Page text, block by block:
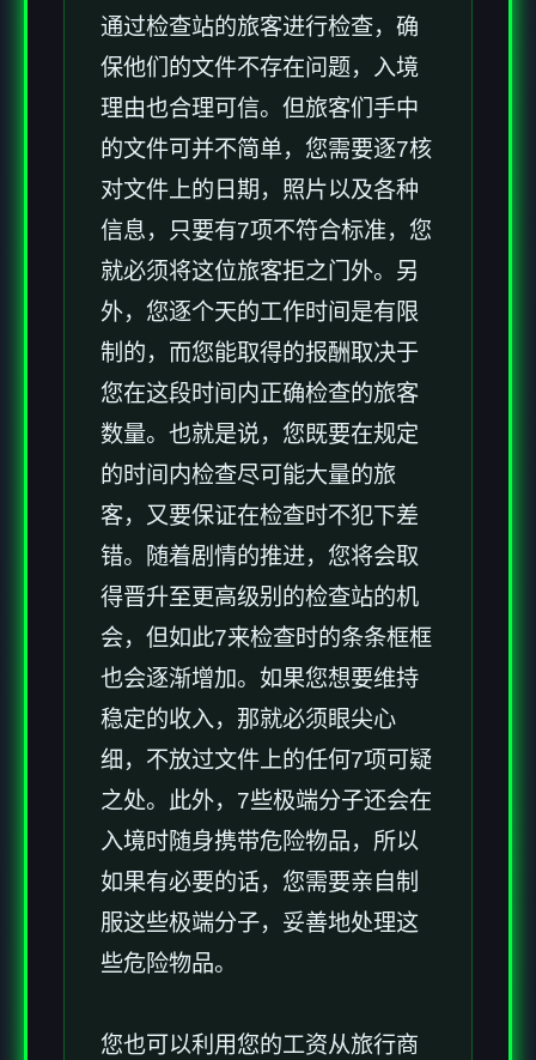
通过检查站的旅客进行检查，确
保他们的文件不存在问题，入境
理由也合理可信。但旅客们手中
的文件可并不简单，您需要逐7核
对文件上的日期，照片以及各种
信息，只要有7项不符合标准，您
就必须将这位旅客拒之门外。另
外，您逐个天的工作时间是有限
制的，而您能取得的报酬取决于
您在这段时间内正确检查的旅客
数量。也就是说，您既要在规定
的时间内检查尽可能大量的旅
客，又要保证在检查时不犯下差
错。随着剧情的推进，您将会取
得晋升至更高级别的检查站的机
会，但如此7来检查时的条条框框
也会逐渐增加。如果您想要维持
稳定的收入，那就必须眼尖心
细，不放过文件上的任何7项可疑
之处。此外，7些极端分子还会在
入境时随身携带危险物品，所以
如果有必要的话，您需要亲自制
服这些极端分子，妥善地处理这
些危险物品。
您也可以利用您的工资从旅行商